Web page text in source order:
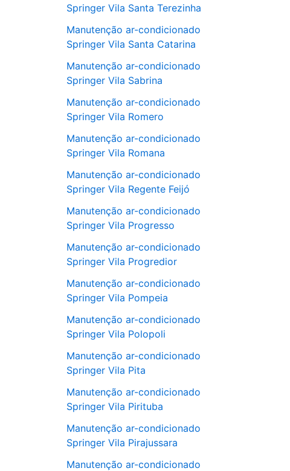
Springer Vila Santa Terezinha
Manutenção ar-condicionado
Springer Vila Santa Catarina
Manutenção ar-condicionado
Springer Vila Sabrina
Manutenção ar-condicionado
Springer Vila Romero
Manutenção ar-condicionado
Springer Vila Romana
Manutenção ar-condicionado
Springer Vila Regente Feijó
Manutenção ar-condicionado
Springer Vila Progresso
Manutenção ar-condicionado
Springer Vila Progredior
Manutenção ar-condicionado
Springer Vila Pompeia
Manutenção ar-condicionado
Springer Vila Polopoli
Manutenção ar-condicionado
Springer Vila Pita
Manutenção ar-condicionado
Springer Vila Pirituba
Manutenção ar-condicionado
Springer Vila Pirajussara
Manutenção ar-condicionado